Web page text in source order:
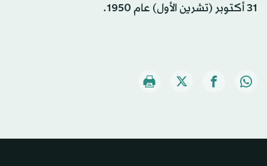
31 أكتوبر (تشرين الأول) عام 1950.